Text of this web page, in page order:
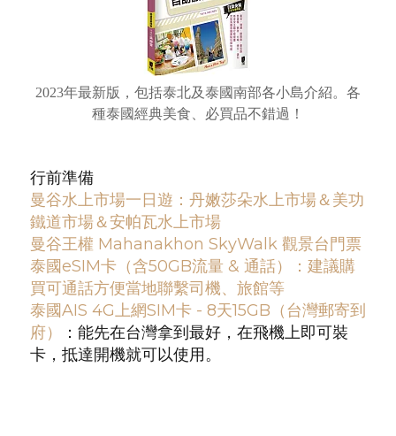
2023年最新版，包括泰北及泰國南部各小島介紹。各
種泰國經典美食、必買品不錯過！
行前準備
曼谷水上市場一日遊：丹嫩莎朵水上市場＆美功
鐵道市場＆安帕瓦水上市場
曼谷王權 Mahanakhon SkyWalk 觀景台門票
泰國eSIM卡（含50GB流量 & 通話）：建議購
買可通話方便當地聯繫司機、旅館等
泰國AIS 4G上網SIM卡 - 8天15GB（台灣郵寄到
府）
：能先在台灣拿到最好，在飛機上即可裝
卡，抵達開機就可以使用。